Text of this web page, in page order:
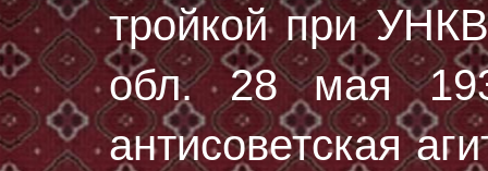
тройкой при
обл. 28 мая
антисоветская